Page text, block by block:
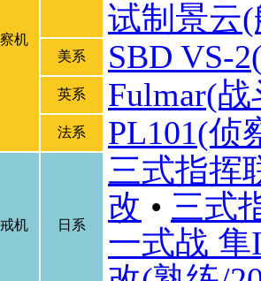
机
试制景云
美系 SBD VS-
英系 Fulmar(
法系 PL101(侦
机 日系
三式指挥
改 • 三式
一式战